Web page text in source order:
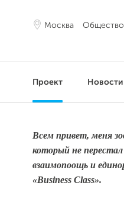
Москва Общество
Проект Новости
Всем привет, меня
который не
взаимопоощь и
«Business Class».